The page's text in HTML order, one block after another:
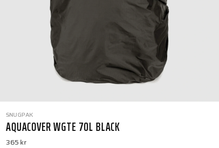
SNUGPAK
AQUACOVER WGTE 70L BLACK
365 kr